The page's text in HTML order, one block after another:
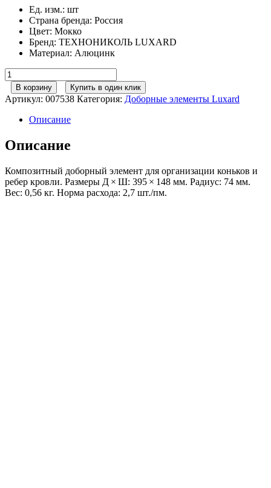
Ед. изм.: шт
Страна бренда: Россия
Цвет: Мокко
Бренд: ТЕХНОНИКОЛЬ LUXARD
Материал: Алюцинк
Количество
товара
LUXARD
Конек
полукруглый
В корзину Купить в один клик
Артикул: 007538 Категория: Доборные элементы Luxard
Описание
Описание
Композитный доборный элемент для организации коньков и
ребер кровли. Размеры Д × Ш: 395 × 148 мм. Радиус: 74 мм.
Вес: 0,56 кг. Норма расхода: 2,7 шт./пм.